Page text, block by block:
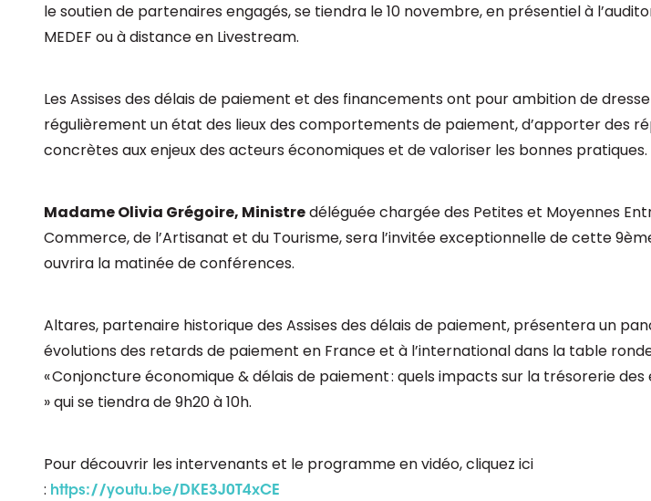
le soutien de partenaires engagés, se tiendra le 10 novembre, en présentiel à
MEDEF ouà distanceen Livestream.
Les Assises des délais de paiement et des financements ont pour ambition de
régulièrement un état des lieux des comportements de paiement, d’apporter des
concrètes aux enjeux des acteurs économiques et de valoriser les bonnes pratiques.
Madame Olivia Grégoire, Ministredéléguée chargée des Petites et Moyennes
Commerce, de l’Artisanat et du Tourisme, sera l’invitée exceptionnelle de cette 9
ouvrira la matinée de conférences.
Altares, partenaire historique des Assises des délais de paiement, présentera un
évolutions des retards de paiement en France et à l’international dans la table
« Conjoncture économique & délais de paiement : quels impacts sur la trésorerie
» qui se tiendra de 9h20à 10h.
Pour découvrir les intervenants et le programme en vidéo, cliquez ici
: https://youtu.be/DKE3J0T4xCE